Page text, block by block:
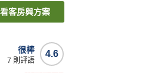
客房與方案
4.6
很棒
7 則評語